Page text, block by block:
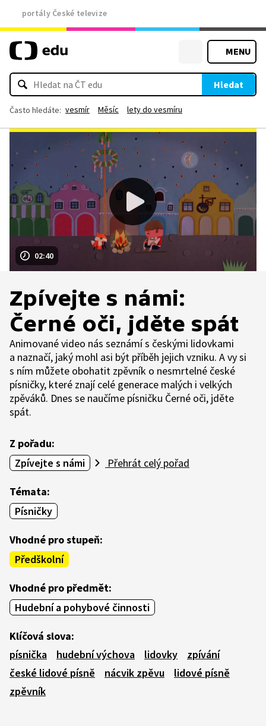
portály České televize
MENU
Hledat
Často hledáte: vesmír Měsíc lety do vesmíru
02:40
Zpívejte s námi:
Černé oči, jděte spát
Animované video nás seznámí s českými lidovkami
a naznačí, jaký mohl asi být příběh jejich vzniku. A vy si
s ním můžete obohatit zpěvník o nesmrtelné české
písničky, které znají celé generace malých i velkých
zpěváků. Dnes se naučíme písničku Černé oči, jděte
spát.
Z pořadu:
Zpívejte s námi
Přehrát celý pořad
Témata:
Písničky
Vhodné pro stupeň:
Předškolní
Vhodné pro předmět:
Hudební a pohybové činnosti
Klíčová slova:
písnička
hudební výchova lidovky
zpívání
české lidové písně
nácvik zpěvu
lidové písně
zpěvník